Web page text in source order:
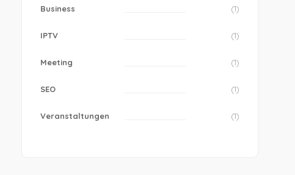
Business (1)
IPTV (1)
Meeting (1)
SEO (1)
Veranstaltungen (1)